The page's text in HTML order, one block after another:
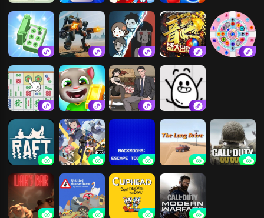
成语消消乐闯
关
合成解压馆 连连看 彩球消消乐
闯关大聪明 机甲合金对决 躺平发育 豪侠传奇
挪对对碰消消
游戏
汤姆猫跑酷 全民脑洞
茶叶蛋仔大冒
险
木筏求生 绝区零
后室：一起逃
离
长途旅行